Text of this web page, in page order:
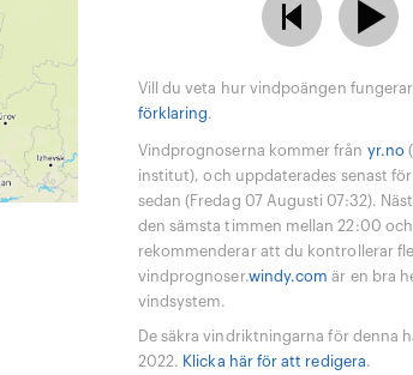
Vill du veta hur vindpoängen
förklaring.
Vindprognoserna kommer från yr.no
institut), och uppdaterades senast
sedan (Fredag 07 Augusti 07:32).
den sämsta timmen mellan 22:00
rekommenderar att du kontrollerar
vindprognoser.windy.com är en bra
vindsystem.
De säkra vindriktningarna för denna
2022. Klicka här för att redigera.